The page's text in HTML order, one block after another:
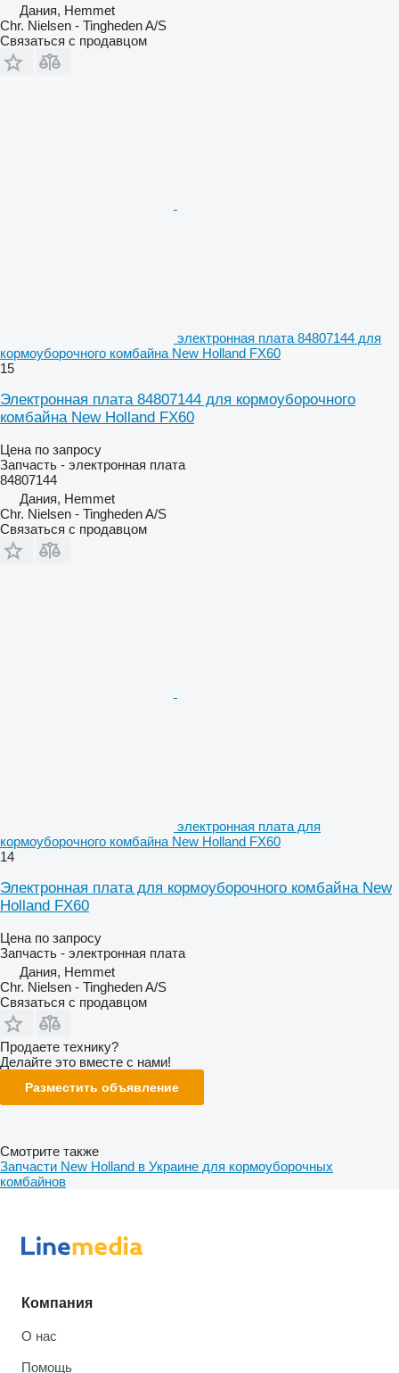
Дания, Hemmet
Chr. Nielsen - Tingheden A/S
Связаться с продавцом
электронная плата 84807144 для
кормоуборочного комбайна New Holland FX60
15
Электронная плата 84807144 для кормоуборочного
комбайна New Holland FX60
Цена по запросу
Запчасть - электронная плата
84807144
Дания, Hemmet
Chr. Nielsen - Tingheden A/S
Связаться с продавцом
электронная плата для
кормоуборочного комбайна New Holland FX60
14
Электронная плата для кормоуборочного комбайна New
Holland FX60
Цена по запросу
Запчасть - электронная плата
Дания, Hemmet
Chr. Nielsen - Tingheden A/S
Связаться с продавцом
Продаете технику?
Делайте это вместе с нами!
Разместить объявление
Смотрите также
Запчасти New Holland в Украине для кормоуборочных
комбайнов
Компания
О нас
Помощь